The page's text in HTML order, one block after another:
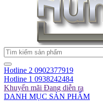
Hotline 2 0902377919
Hotline 1 0938242484
Khuyến mãi Đang diễn ra
DANH MỤC SẢN PHẨM